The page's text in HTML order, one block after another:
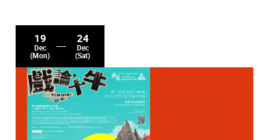
19
Dec
(Mon)
24
Dec
(Sat)